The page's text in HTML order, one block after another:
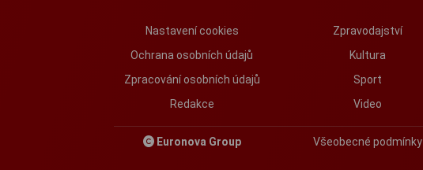
Nastavení cookies
Ochrana osobních údajů
Zpracování osobních údajů
Redakce
Zpravodajství
Kultura
Sport
Video
Euronova Group Všeobecné podmínky